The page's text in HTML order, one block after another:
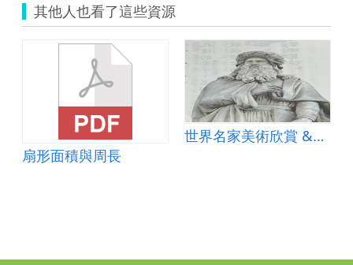
其他人也看了這些資源
扇形面積與周長
世界名家美術欣賞 &ndash; 蒙娜麗莎